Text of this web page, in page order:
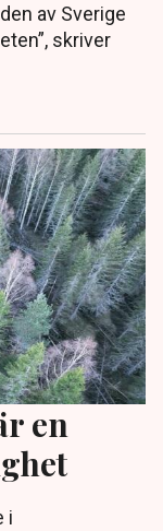
av Sverige
skriver
en
i